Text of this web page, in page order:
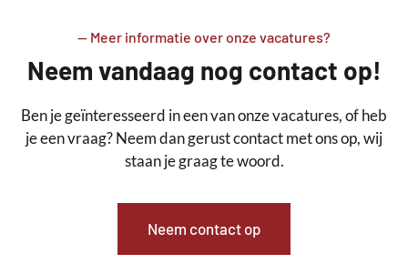
-- Meer informatie over onze vacatures?
Neem vandaag nog contact op!
Ben je geïnteresseerd in een van onze vacatures, of heb
je een vraag? Neem dan gerust contact met ons op, wij
staan je graag te woord.
Neem contact op